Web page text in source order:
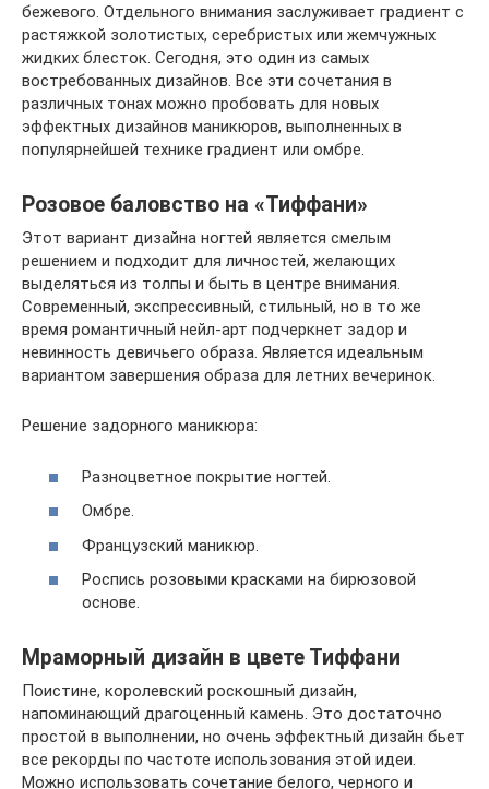
бежевого. Отдельного внимания заслуживает градиент с
растяжкой золотистых, серебристых или жемчужных
жидких блесток. Сегодня, это один из самых
востребованных дизайнов. Все эти сочетания в
различных тонах можно пробовать для новых
эффектных дизайнов маникюров, выполненных в
популярнейшей технике градиент или омбре.
Розовое баловство на «Тиффани»
Этот вариант дизайна ногтей является смелым
решением и подходит для личностей, желающих
выделяться из толпы и быть в центре внимания.
Современный, экспрессивный, стильный, но в то же
время романтичный нейл-арт подчеркнет задор и
невинность девичьего образа. Является идеальным
вариантом завершения образа для летних вечеринок.
Решение задорного маникюра:
Разноцветное покрытие ногтей.
Омбре.
Французский маникюр.
Роспись розовыми красками на бирюзовой
основе.
Мраморный дизайн в цвете Тиффани
Поистине, королевский роскошный дизайн,
напоминающий драгоценный камень. Это достаточно
простой в выполнении, но очень эффектный дизайн бьет
все рекорды по частоте использования этой идеи.
Можно использовать сочетание белого, черного и